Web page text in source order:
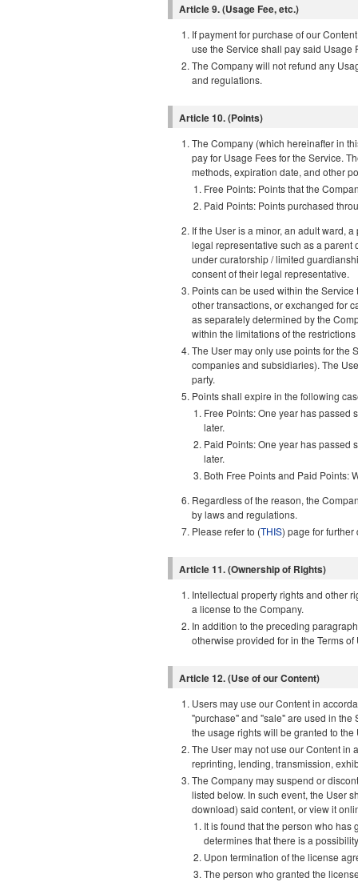
Article 9. (Usage Fee, etc.)
If payment for purchase of our
use the Service shall pay said Usage
The Company will not refund any
and regulations.
Article 10. (Points)
The Company (which hereinafter in
pay for Usage Fees for the Service.
methods, expiration date, and other
Free Points: Points that the
Paid Points: Points purchased
If the User is a minor, an adult ward,
legal representative such as a parent
under curatorship / limited
consent of their legal representative.
Points can be used within the
other transactions, or exchanged for
as separately determined by the
within the limitations of the
The User may only use points for the
companies and subsidiaries). The
party.
Points shall expire in the following
Free Points: One year has passed
later.
Paid Points: One year has passed
later.
Both Free Points and Paid Points:
Regardless of the reason, the
by laws and regulations.
Please refer to (THIS) page for
Article 11. (Ownership of Rights)
Intellectual property rights and other
a license to the Company.
In addition to the preceding
otherwise provided for in the Terms of
Article 12. (Use of our Content)
Users may use our Content in
"purchase" and "sale" are used in the
the usage rights will be granted to the
The User may not use our Content in
reprinting, lending, transmission,
The Company may suspend or
listed below. In such event, the User
download) said content, or view it
It is found that the person who
determines that there is a
Upon termination of the license
The person who granted the